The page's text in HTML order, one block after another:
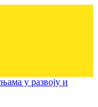
у развоју и